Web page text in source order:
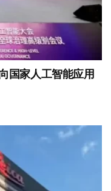
国家人工智能应用